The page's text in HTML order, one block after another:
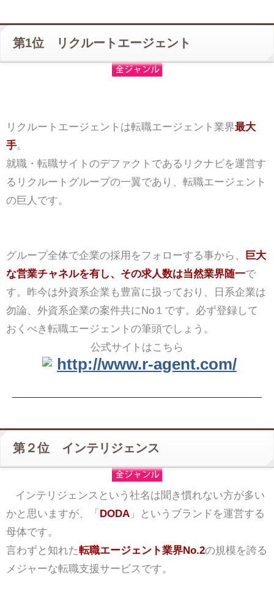
第1位 リクルートエージェント
リクルートエージェントは転職エージェント業界最大
手。
就職・転職サイトのデファクトであるリクナビを運営す
るリクルートグループの一翼であり、転職エージェント
の巨人です。
グループ全体で企業の採用をフォローする事から、
巨大
な営業チャネルを有し、その求人数は当然業界随一で
す。昨今は外資系企業も豊富に扱っており、日系企業は
勿論、外資系企業の案件共にNo１です。必ず登録して
おくべき転職エージェントの筆頭でしょう。
公式サイトはこちら
http://www.r-agent.com/
第２位 インテリジェンス
インテリジェンスという社名は聞き慣れない方が多い
かと思いますが、「 DODA」というブランドを運営する
母体です。
言わずと知れた転職エージェント業界No.2の規模を誇る
メジャーな転職支援サービスです。